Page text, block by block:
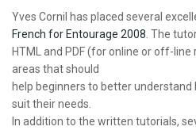
Yves Cornil has placed several
French for Entourage 2008 . The
HTML and PDF (for online or off-
areas that should
help beginners to better
suit their needs.
In addition to the written tutorials,